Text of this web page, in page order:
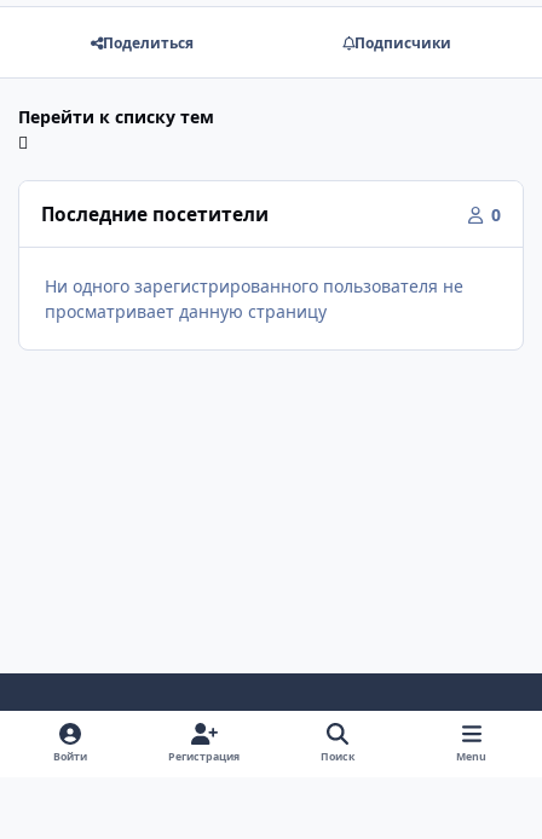
Поделиться Подписчики
Перейти к списку тем
Последние посетители 0
Ни одного зарегистрированного пользователя не
просматривает данную страницу
Светлый Режим
Темный РежимНастройка Системы
Войти Регистрация Поиск Menu